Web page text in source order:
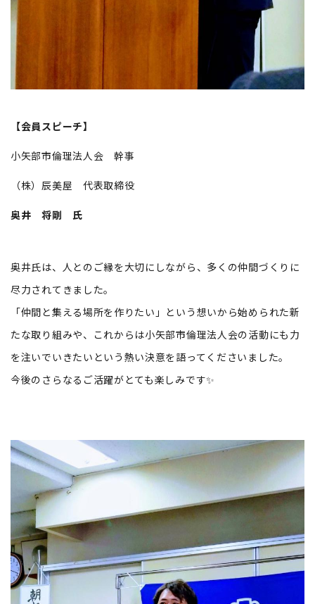
【会員スピーチ】
小矢部市倫理法人会 幹事
（株）辰美屋 代表取締役
奥井 将剛 氏
奥井氏は、人とのご縁を大切にしながら、多くの仲間づくりに
尽力されてきました。
「仲間と集える場所を作りたい」という想いから始められた新
たな取り組みや、これからは小矢部市倫理法人会の活動にも力
を注いでいきたいという熱い決意を語ってくださいました。
今後のさらなるご活躍がとても楽しみです✨